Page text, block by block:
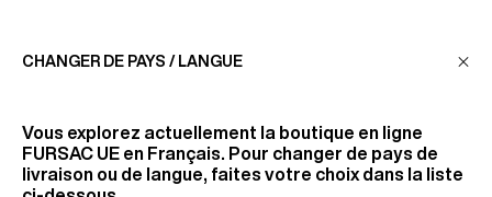
SERVICE CLIENT
CHANGER DE PAYS / LANGUE
Vous explorez actuellement la boutique en ligne
FURSAC UE en Français. Pour changer de pays de
livraison ou de langue, faites votre choix dans la liste